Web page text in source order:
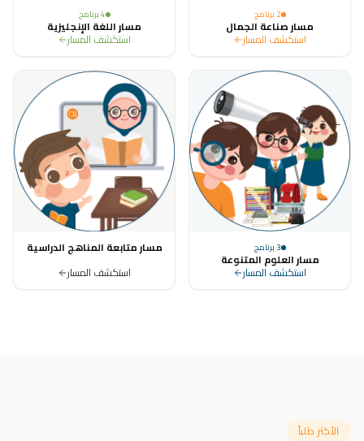
2 برنامج
مسار صناعة الجمال
استكشف المسار
4برنامج
مسار اللغة الإنجليزية
استكشف المسار
3برنامج
مسار العلوم المتنوعة
استكشف المسار
مسار متابعة المناهج الدراسية
استكشف المسار
الأكثر طلباً